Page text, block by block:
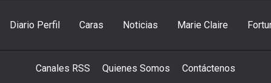
Diario Perfil Caras Noticias Marie Claire
Canales RSS Quienes Somos Contáctenos